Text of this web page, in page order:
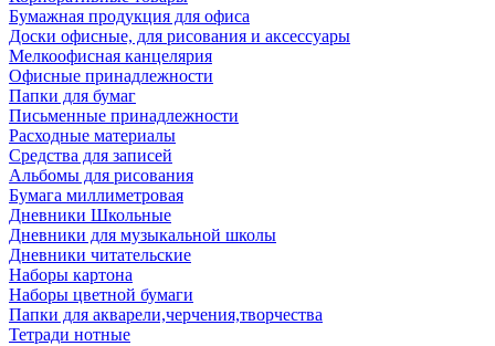
Бумажная продукция для офиса
Доски офисные, для рисования и аксессуары
Мелкоофисная канцелярия
Офисные принадлежности
Папки для бумаг
Письменные принадлежности
Расходные материалы
Средства для записей
Альбомы для рисования
Бумага миллиметровая
Дневники Школьные
Дневники для музыкальной школы
Дневники читательские
Наборы картона
Наборы цветной бумаги
Папки для акварели,черчения,творчества
Тетради нотные